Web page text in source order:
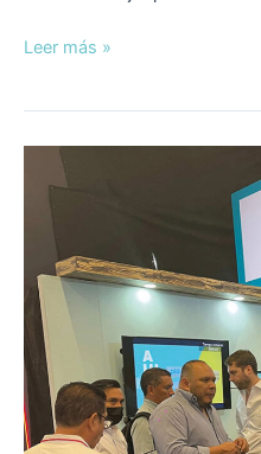
Leer más »
Playé
presente
ANTAD